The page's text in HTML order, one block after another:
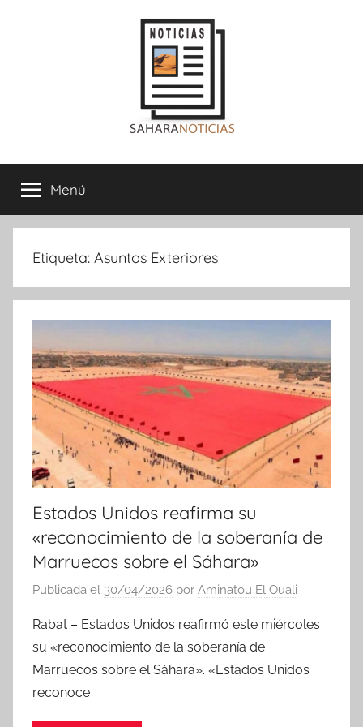
Sahara
Noticias
Menú
Etiqueta: Asuntos Exteriores
Estados Unidos reafirma su
«reconocimiento de la soberanía de
Marruecos sobre el Sáhara»
Publicada el 30/04/2026 por Aminatou El Ouali
Rabat – Estados Unidos reafirmó este miércoles
su «reconocimiento de la soberanía de
Marruecos sobre el Sáhara». «Estados Unidos
reconoce